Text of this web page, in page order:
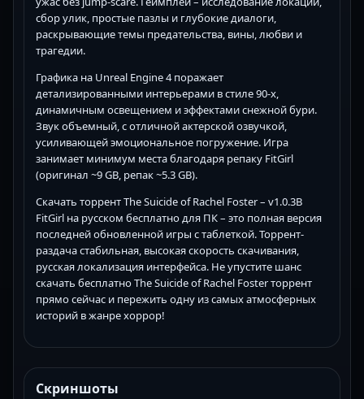
сбор улик, простые пазлы и глубокие диалоги,
раскрывающие темы предательства, вины, любви и
трагедии.
Графика на Unreal Engine 4 поражает
детализированными интерьерами в стиле 90-х,
динамичным освещением и эффектами снежной бури.
Звук объемный, с отличной актерской озвучкой,
усиливающей эмоциональное погружение. Игра
занимает минимум места благодаря репаку FitGirl
(оригинал ~9 GB, репак ~5.3 GB).
Скачать торрент The Suicide of Rachel Foster – v1.0.3B
FitGirl на русском бесплатно для ПК – это полная версия
последней обновленной игры с таблеткой. Торрент-
раздача стабильная, высокая скорость скачивания,
русская локализация интерфейса. Не упустите шанс
скачать бесплатно The Suicide of Rachel Foster торрент
прямо сейчас и пережить одну из самых атмосферных
историй в жанре хоррор!
Скриншоты